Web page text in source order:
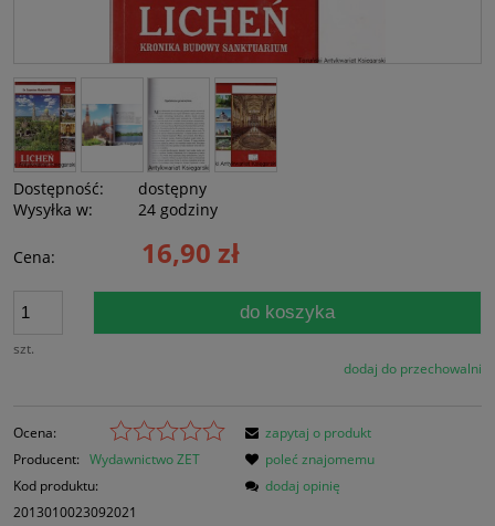
Dostępność:
dostępny
Wysyłka w:
24 godziny
Cena: 16,90 zł
szt.
do koszyka
dodaj do przechowalni
Ocena:
Producent: Wydawnictwo ZET
Kod produktu:
2013010023092021
zapytaj o produkt
poleć znajomemu
dodaj opinię